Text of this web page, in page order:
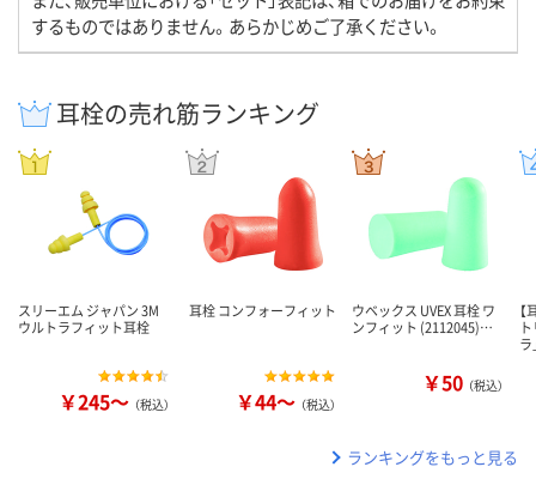
するものではありません。あらかじめご了承ください。
耳栓の売れ筋ランキング
スリーエム ジャパン 3M
ウルトラフィット耳栓
￥245～ （税込）
耳栓 コンフォーフィット
￥44～ （税込）
ウベックス UVEX 耳栓 ワ
ンフィット (2112045)…
￥50 （税込）
ランキングをもっと見る